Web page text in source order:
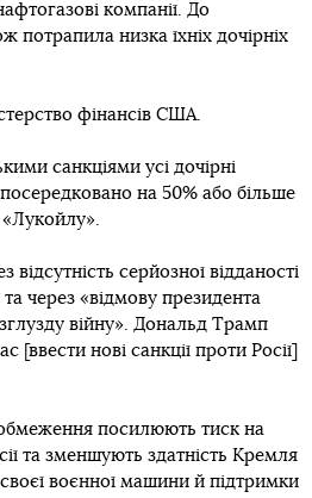
компанії. До
потрапила низка їхніх дочірніх
фінансів США.
санкціями усі дочірні
на 50% або більше
серйозної відданості
через «відмову президента
війну». Дональд Трамп
[ввести нові санкції проти Росії]
посилюють тиск на
та зменшують здатність Кремля
воєнної машини й підтримки